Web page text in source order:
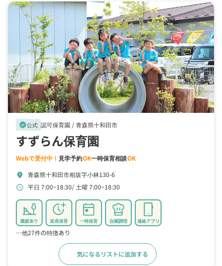
verified公式 認可保育園 /青森県十和田市
すずらん保育園
Webで受付中！ 見学予約OK一時保育相談OK
location_on 青森県十和田市相坂字小林130-6
schedule 平日 7:00~18:30 土曜 7:00~18:30
園庭あり 延長保育 一時保育 自園調理 連絡アプリ
…他27件の特徴あり
気になるリストに追加する